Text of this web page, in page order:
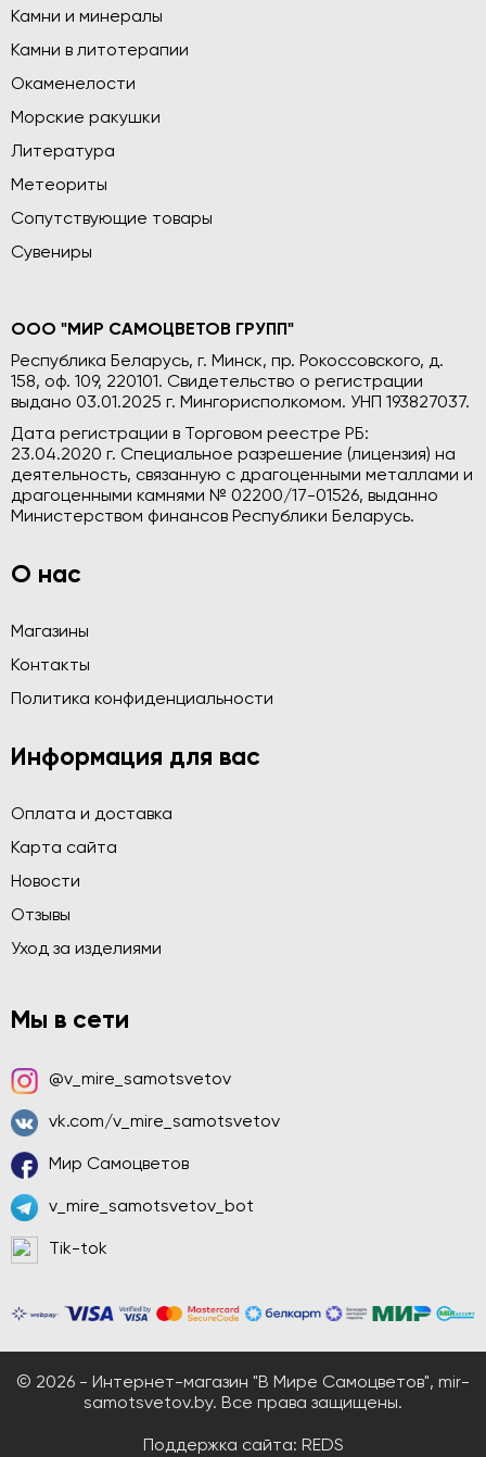
Камни и минералы
Камни в литотерапии
Окаменелости
Морские ракушки
Литература
Метеориты
Сопутствующие товары
Сувениры
ООО "МИР САМОЦВЕТОВ ГРУПП"
Республика Беларусь, г. Минск, пр. Рокоссовского, д.
158, оф. 109, 220101. Свидетельство о регистрации
выдано 03.01.2025 г. Мингорисполкомом. УНП 193827037.
Дата регистрации в Торговом реестре РБ:
23.04.2020 г. Специальное разрешение (лицензия) на
деятельность, связанную с драгоценными металлами и
драгоценными камнями № 02200/17-01526, выданно
Министерством финансов Республики Беларусь.
О нас
Магазины
Контакты
Политика конфиденциальности
Информация для вас
Оплата и доставка
Карта сайта
Новости
Отзывы
Уход за изделиями
Мы в сети
@v_mire_samotsvetov
vk.com/v_mire_samotsvetov
Мир Самоцветов
v_mire_samotsvetov_bot
Tik-tok
© 2026 - Интернет-магазин "В Мире Самоцветов", mir-
samotsvetov.by. Все права защищены.
Поддержка сайта: REDS